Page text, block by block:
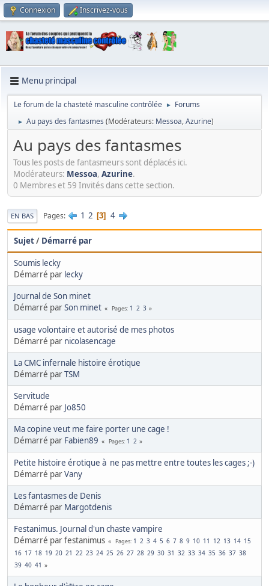
Connexion Inscrivez-vous
Menu principal
Le forum de la chasteté masculine contrôlée ► Forums
► Au pays des fantasmes (Modérateurs: Messoa,Azurine)
Au pays des fantasmes
Tous les posts de fantasmeurs sont déplacés ici.
Modérateurs: Messoa, Azurine.
0 Membres et 59 Invités dans cette section.
EN BAS Pages 1 2 3 4
Sujet/ Démarré par
Soumis lecky
Démarré par lecky
Journal de Son minet
Démarré parSon minet Pages 1 2 3
usage volontaire et autorisé de mes photos
Démarré par nicolasencage
La CMC infernale histoire érotique
Démarré parTSM
Servitude
Démarré par Jo850
Ma copine veut me faire porter une cage !
Démarré par Fabien89 Pages 1 2
Petite histoire érotique à ne pas mettre entre toutes les cages ;-)
Démarré parVany
Les fantasmes de Denis
Démarré par Margotdenis
Festanimus. Journal d'un chaste vampire
Démarré par festanimus
Pages 1 2 3 4 5 6 7 8 9 10 11 12 13 14 15
16 17 18 19 20 21 22 23 24 25 26 27 28 29 30 31 32 33 34 35 36 37 38
39 40 41